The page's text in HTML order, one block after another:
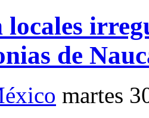
de
martes